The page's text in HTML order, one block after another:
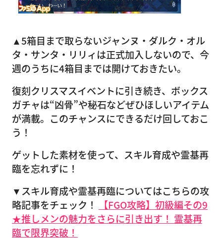
▲5箱目まで取らないジャンヌ・ダルク・オル
タ・サンタ・リリィは正式加入しないので、今
週のうちに4箱目までは開けておきたい。
復刻クリスマスイベントに引き続き、ボックス
ガチャは“凶骨”や秘石などぜひほしいアイテム
が満載。このチャンスにできるだけ回しておこ
う！
ゲットした素材を使って、スキル育成や霊基再
臨を忘れずに！
▼スキル育成や霊基再臨についてはこちらの攻
略記事をチェック！
【FGO攻略】初級編その9
★推しメンの魅力をさらに引き出す！ 霊基再
臨で限界突破！